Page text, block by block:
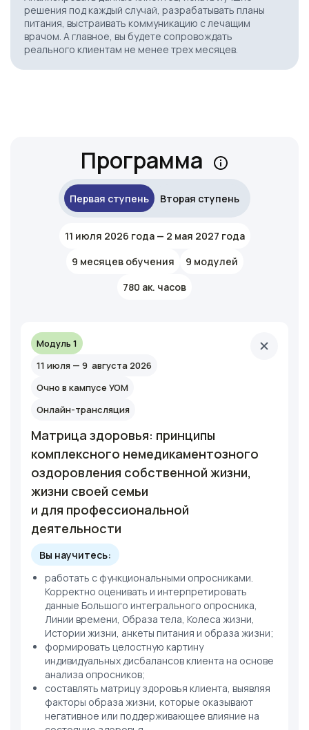
решения под каждый случай, разрабатывать планы
питания, выстраивать коммуникацию с лечащим
врачом. А главное, вы будете сопровождать
реального клиентам не менее трех месяцев.
Программа
Первая ступень Вторая ступень
11 июля 2026 года — 2 мая 2027 года
9 месяцев обучения
9 модулей
780 ак. часов
Модуль 1
11 июля — 9 августа 2026
Очно в кампусе УОМ
Онлайн-трансляция
Матрица здоровья: принципы
комплексного немедикаментозного
оздоровления собственной жизни,
жизни своей семьи
и для профессиональной
деятельности
Вы научитесь:
работать с функциональными опросниками.
Корректно оценивать и интерпретировать
данные Большого интегрального опросника,
Линии времени, Образа тела, Колеса жизни,
Истории жизни, анкеты питания и образа жизни;
формировать целостную картину
индивидуальных дисбалансов клиента на основе
анализа опросников;
составлять матрицу здоровья клиента, выявляя
факторы образа жизни, которые оказывают
негативное или поддерживающее влияние на